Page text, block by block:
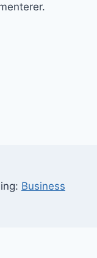
Business